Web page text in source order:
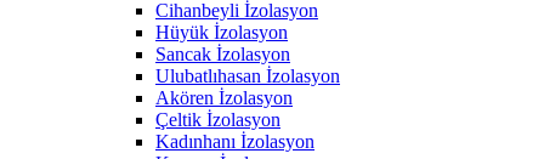
Cihanbeyli İzolasyon
Hüyük İzolasyon
Sancak İzolasyon
Ulubatlıhasan İzolasyon
Akören İzolasyon
Çeltik İzolasyon
Kadınhanı İzolasyon